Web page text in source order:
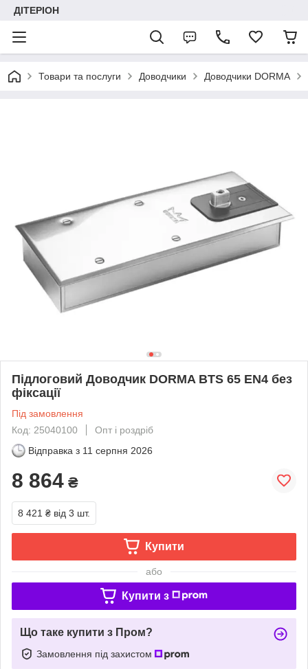
ДІТЕРІОН
Товари та послуги Доводчики Доводчики DORMA
Підлоговий Доводчик DORMA BTS 65 EN4 без
фіксації
Під замовлення
Код: 25040100
Опт і роздріб
Відправка з 11 серпня 2026
8 864 ₴
8 421 ₴ від 3 шт.
Купити
або
Купити з
Що таке купити з Пром?
Замовлення під захистом